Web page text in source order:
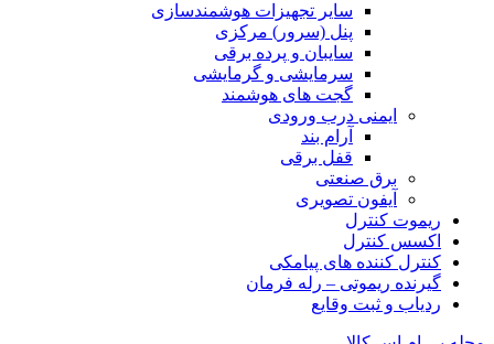
سایر تجهیزات هوشمندسازی
پنل (سرور) مرکزی
سایبان و پرده برقی
سرمایشی و گرمایشی
گجت های هوشمند
ایمنی درب ورودی
آرام بند
قفل برقی
برق صنعتی
آیفون تصویری
ریموت کنترل
اکسس کنترل
کنترل کننده های پیامکی
گیرنده ریموتی – رله فرمان
ردیاب و ثبت وقایع